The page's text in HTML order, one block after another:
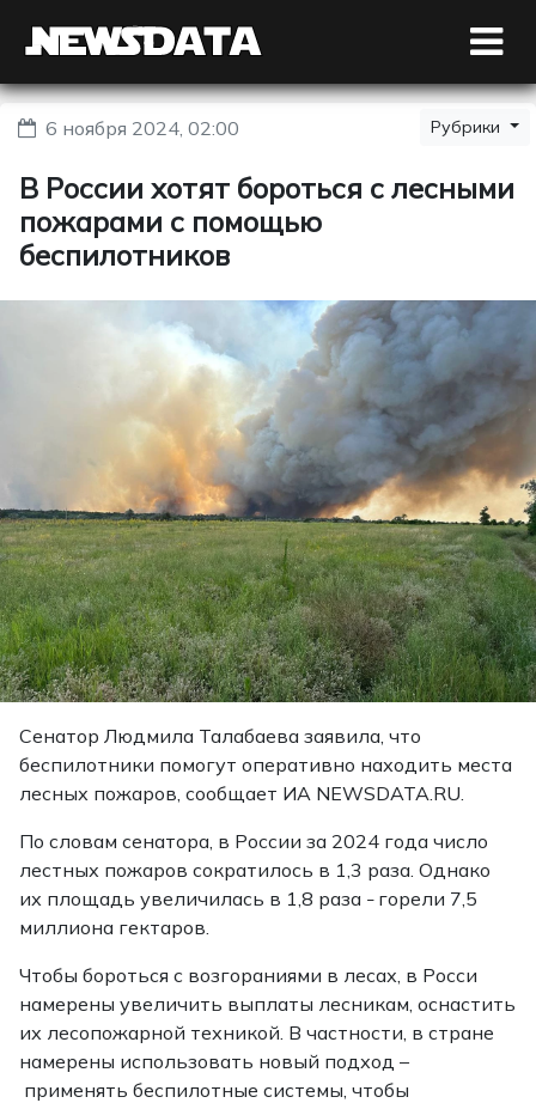
6 ноября 2024, 02:00 Рубрики
В России хотят бороться с лесными
пожарами с помощью
беспилотников
Сенатор Людмила Талабаева заявила, что
беспилотники помогут оперативно находить места
лесных пожаров, сообщает ИА NEWSDATA.RU.
По словам сенатора, в России за 2024 года число
лестных пожаров сократилось в 1,3 раза. Однако
их площадь увеличилась в 1,8 раза – горели 7,5
миллиона гектаров.
Чтобы бороться с возгораниями в лесах, в Росси
намерены увеличить выплаты лесникам, оснастить
их лесопожарной техникой. В частности, в стране
намерены использовать новый подход –
применять беспилотные системы, чтобы